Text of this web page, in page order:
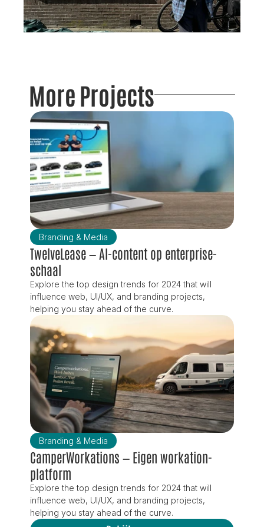
More Projects
Branding & Media
TwelveLease — AI-content op enterprise-
schaal
Explore the top design trends for 2024 that will
influence web, UI/UX, and branding projects,
helping you stay ahead of the curve.
Branding & Media
CamperWorkations — Eigen workation-
platform
Explore the top design trends for 2024 that will
influence web, UI/UX, and branding projects,
helping you stay ahead of the curve.